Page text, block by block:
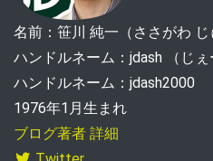
名前：笹川 純一（ささがわ じ
ハンドルネーム：jdash （じぇ
ハンドルネーム：jdash2000
1976年1月生まれ
ブログ著者 詳細